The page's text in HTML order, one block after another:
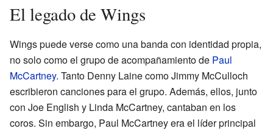
El legado de Wings
Wings puede verse como una banda con identidad propia,
no solo como el grupo de acompañamiento de Paul
McCartney. Tanto Denny Laine como Jimmy McCulloch
escribieron canciones para el grupo. Además, ellos, junto
con Joe English y Linda McCartney, cantaban en los
coros. Sin embargo, Paul McCartney era el líder principal